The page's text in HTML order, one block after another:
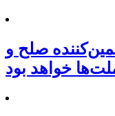
صلح و
خواهد بود